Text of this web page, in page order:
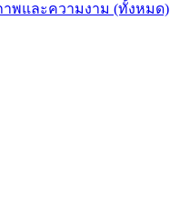
พและความงาม (ทั้งหมด)